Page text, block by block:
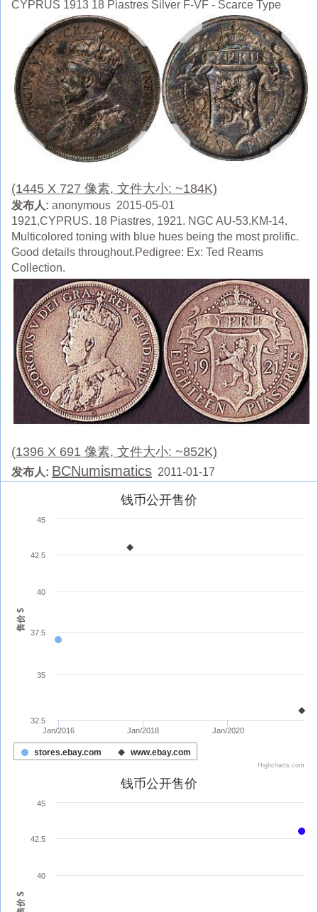
CYPRUS 1913 18 Piastres Silver F-VF - Scarce Type
(1445 X 727 像素, 文件大小: ~184K)
发布人: anonymous 2015-05-01
1921,CYPRUS. 18 Piastres, 1921. NGC AU-53.KM-14.
Multicolored toning with blue hues being the most prolific.
Good details throughout.Pedigree: Ex: Ted Reams
Collection.
(1396 X 691 像素, 文件大小: ~852K)
发布人: BCNumismatics 2011-01-17